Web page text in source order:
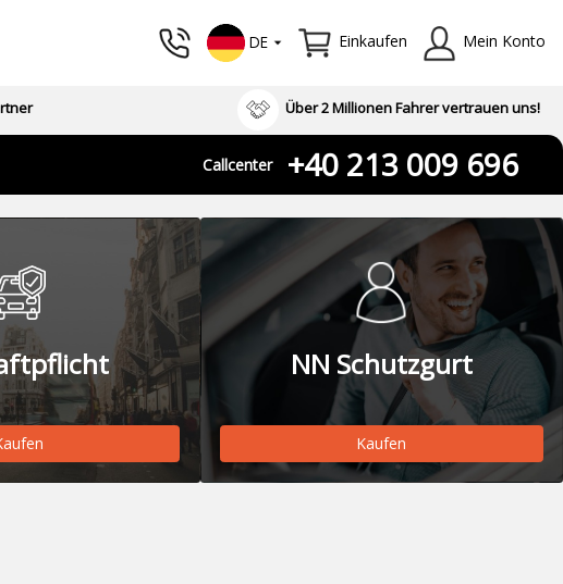
DE Einkaufen Mein Konto
Über 2 Millionen Fahrer vertrauen uns!
Callcenter +40 213 009 696
NN Schutzgurt
Kaufen